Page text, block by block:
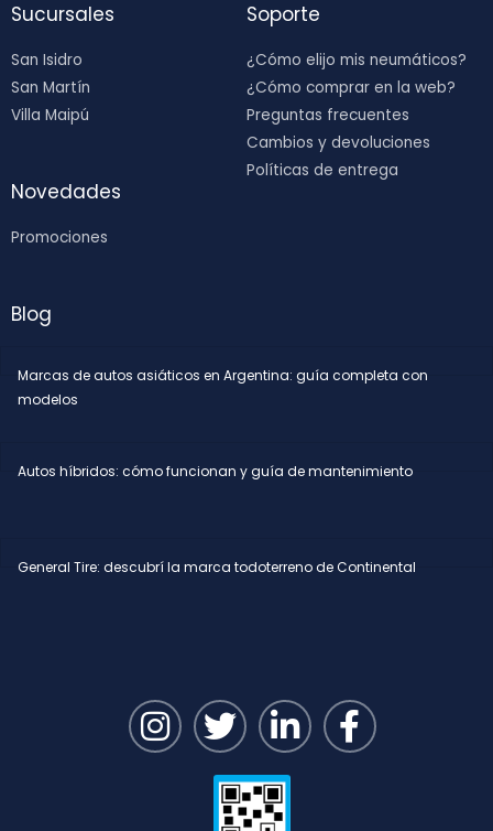
Sucursales
San Isidro
San Martín
Villa Maipú
Novedades
Promociones
Soporte
¿Cómo elijo mis neumáticos?
¿Cómo comprar en la web?
Preguntas frecuentes
Cambios y devoluciones
Políticas de entrega
Blog
Marcas de autos asiáticos en Argentina: guía completa con
modelos
Autos híbridos: cómo funcionan y guía de mantenimiento
General Tire: descubrí la marca todoterreno de Continental
I
n
T
w
i
t
L
i
n
F
a